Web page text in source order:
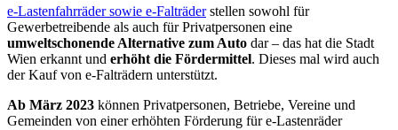
e-Lastenfahrräder sowie e-Falträder stellen sowohl für
Gewerbetreibende als auch für Privatpersonen eine
umweltschonende Alternative zum Auto dar – das hat die Stadt
Wien erkannt und erhöht die Fördermittel. Dieses mal wird auch
der Kauf von e-Falträdern unterstützt.
Ab März 2023 können Privatpersonen, Betriebe, Vereine und
Gemeinden von einer erhöhten Förderung für e-Lastenräder